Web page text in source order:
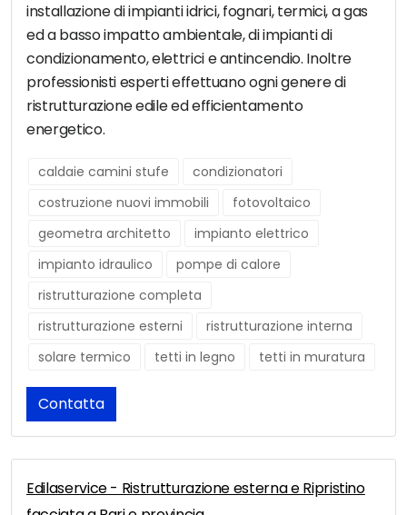
installazione di impianti idrici, fognari, termici, a gas
ed a basso impatto ambientale, di impianti di
condizionamento, elettrici e antincendio. Inoltre
professionisti esperti effettuano ogni genere di
ristrutturazione edile ed efficientamento
energetico.
caldaie camini stufe
condizionatori
costruzione nuovi immobili
fotovoltaico
geometra architetto
impianto elettrico
impianto idraulico
pompe di calore
ristrutturazione completa
ristrutturazione esterni
ristrutturazione interna
solare termico
tetti in legno tetti in muratura
Contatta
Edilaservice - Ristrutturazione esterna e Ripristino